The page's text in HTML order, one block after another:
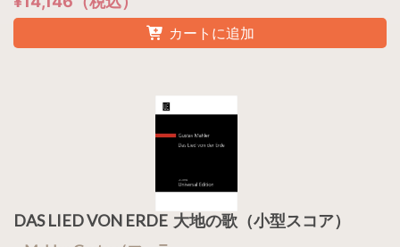
カートに追加
DAS LIED VON ERDE 大地の歌（小型スコア）